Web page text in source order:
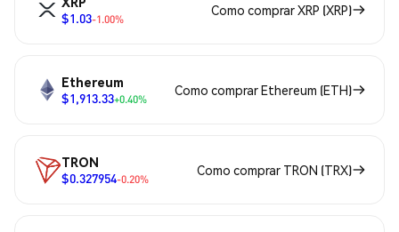
$1.03-1.00%
Como comprar XRP (XRP)
Ethereum
$1,913.33+0.40%
Como comprar Ethereum (ETH)
TRON
$0.327954-0.20%
Como comprar TRON (TRX)